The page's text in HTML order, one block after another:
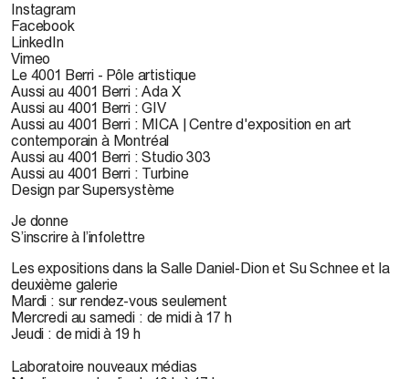
Instagram
Facebook
LinkedIn
Vimeo
Le 4001 Berri - Pôle artistique
Aussi au 4001 Berri : Ada X
Aussi au 4001 Berri : GIV
Aussi au 4001 Berri : MICA | Centre d'exposition en art
contemporain à Montréal
Aussi au 4001 Berri : Studio 303
Aussi au 4001 Berri : Turbine
Design par Supersystème
Je donne
S’inscrire à l’infolettre
Les expositions dans la Salle Daniel-Dion et Su Schnee et la
deuxième galerie
Mardi : sur rendez-vous seulement
Mercredi au samedi : de midi à 17 h
Jeudi : de midi à 19 h
Laboratoire nouveaux médias